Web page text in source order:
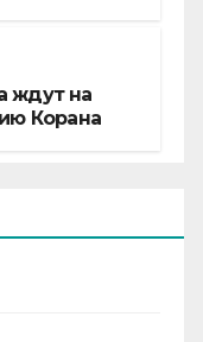
ждут на
Корана